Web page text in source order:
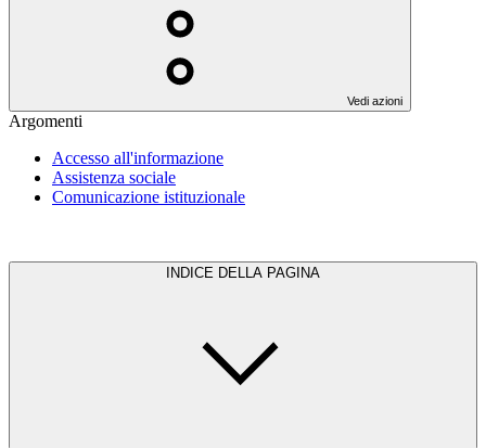
Vedi azioni
Argomenti
Accesso all'informazione
Assistenza sociale
Comunicazione istituzionale
INDICE DELLA PAGINA